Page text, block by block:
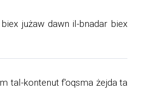
jużaw dawn il-bnadar biex
tal-kontenut f'oqsma żejda ta